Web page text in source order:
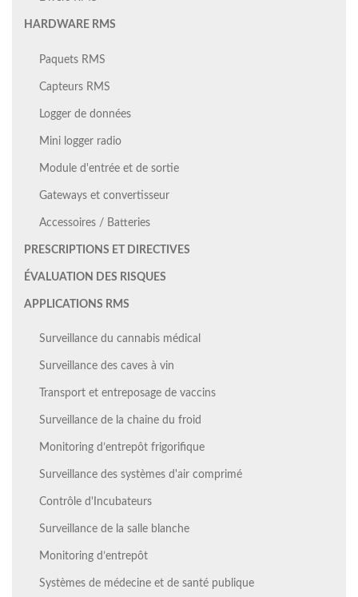
HARDWARE RMS
Paquets RMS
Capteurs RMS
Logger de données
Mini logger radio
Module d'entrée et de sortie
Gateways et convertisseur
Accessoires / Batteries
PRESCRIPTIONS ET DIRECTIVES
ÉVALUATION DES RISQUES
APPLICATIONS RMS
Surveillance du cannabis médical
Surveillance des caves à vin
Transport et entreposage de vaccins
Surveillance de la chaine du froid
Monitoring d’entrepôt frigorifique
Surveillance des systèmes d'air comprimé
Contrôle d'Incubateurs
Surveillance de la salle blanche
Monitoring d’entrepôt
Systèmes de médecine et de santé publique